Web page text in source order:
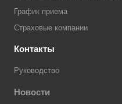
График приема
Страховые компании
Контакты
Руководство
Новости